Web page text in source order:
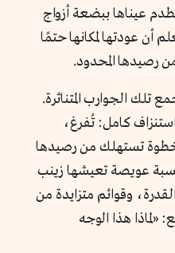
عيناها ببضعة أزواج
أن عودتها لمكانها حتمًا
رصيدها المحدود.
تلك الجوارب المتناثرة.
كامل: تُفرغ،
تستهلك من رصيدها
عويصة تعيشها زينب
وقوائم متزايدة من
«لماذا هذا الوجه